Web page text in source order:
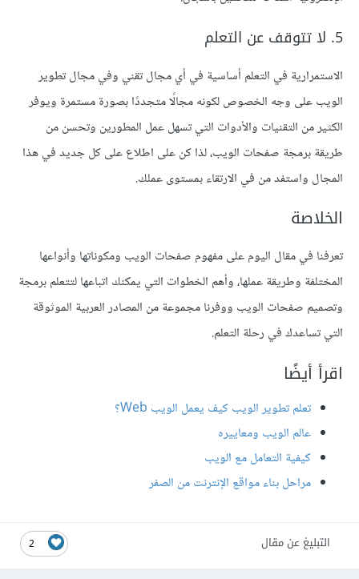
5. لا تتوقف عن التعلم
الاستمرارية في التعلم أساسية في أي مجال تقني وفي مجال تطوير
الويب على وجه الخصوص لكونه مجالًا متجددًا بصورة مستمرة ويوفر
الكثير من التقنيات والأدوات التي تسهل عمل المطورين وتحسن من
طريقة برمجة صفحات الويب، لذا كن على اطلاع على كل جديد في هذا
المجال واستفد من في الارتقاء بمستوى عملك.
الخلاصة
تعرفنا في مقال اليوم على مفهوم صفحات الويب ومكوناتها وأنواعها
المختلفة وطريقة عملها، وأهم الخطوات التي يمكنك اتباعها لتتعلم برمجة
وتصميم صفحات الويب ووفرنا مجموعة من المصادر العربية الموثوقة
التي تساعدك في رحلة التعلم.
اقرأ أيضًا
تعلم تطوير الويب كيف يعمل الويب Web؟
عالم الويب ومعاييره
كيفية التعامل مع الويب
مراحل بناء مواقع الإنترنت من الصفر
2 التبليغ عن مقال